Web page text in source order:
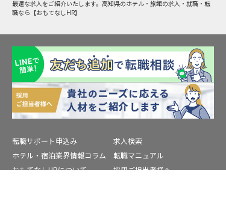
最適な求人をご紹介いたします。高知県のホテル・旅館の求人・就職・転
職なら【おもてなしHR】
転職サポート申込み
求人検索
ホテル・宿泊業界情報コラム
転職マニュアル
おもてなしHRについて
採用ご担当者様へ